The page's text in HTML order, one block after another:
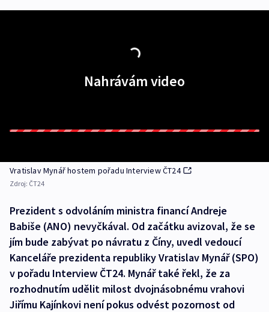
Nahrávám video
Vratislav Mynář hostem pořadu Interview ČT24
Zdroj: ČT24
Prezident s odvoláním ministra financí Andreje
Babiše (ANO) nevyčkával. Od začátku avizoval, že se
jím bude zabývat po návratu z Číny, uvedl vedoucí
Kanceláře prezidenta republiky Vratislav Mynář (SPO)
v pořadu Interview ČT24. Mynář také řekl, že za
rozhodnutím udělit milost dvojnásobnému vrahovi
Jiřímu Kajínkovi není pokus odvést pozornost od